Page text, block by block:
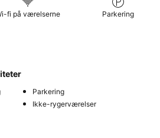
fi på værelserne Parkering
Parkering
Ikke-rygerværelser